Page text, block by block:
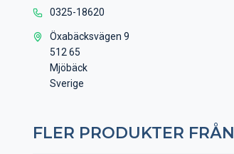
0325-18620
Öxabäcksvägen 9
512 65
Mjöbäck
Sverige
FLER PRODUKTER FRÅN